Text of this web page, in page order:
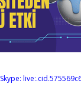
Skype: